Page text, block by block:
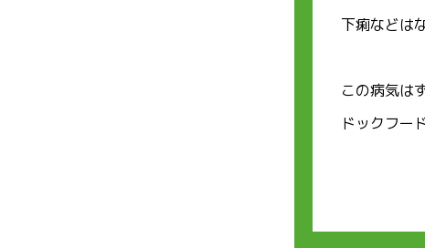
下痢などは
この病気は
ドックフー